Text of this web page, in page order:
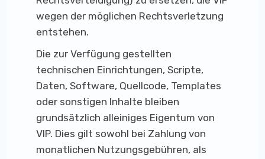
wegen der möglichen Rechtsverletzung
entstehen.
Die zur Verfügung gestellten
technischen Einrichtungen, Scripte,
Daten, Software, Quellcode, Templates
oder sonstigen Inhalte bleiben
grundsätzlich alleiniges Eigentum von
VIP. Dies gilt sowohl bei Zahlung von
monatlichen Nutzungsgebühren, als